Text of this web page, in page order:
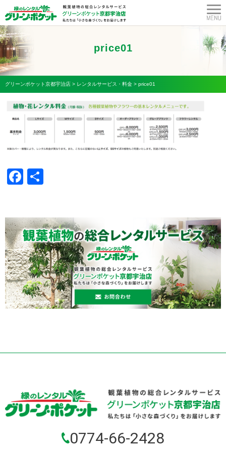
price01
グリーンポケット京都宇治店 > レンタルサービス・料金 > price01
Facebook
0774-66-2428